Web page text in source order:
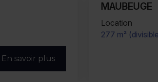
En savoir plus
Location
1 128 m²